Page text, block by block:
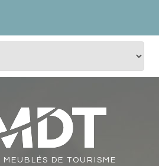
MEUBLÉS DE TOURISME